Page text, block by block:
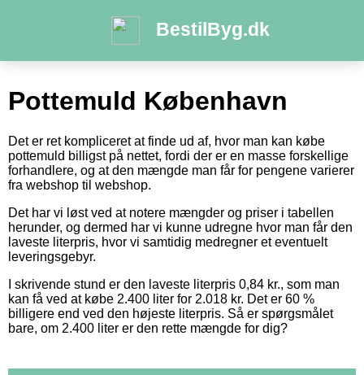
BestilByg.dk
Pottemuld København
Det er ret kompliceret at finde ud af, hvor man kan købe
pottemuld billigst på nettet, fordi der er en masse forskellige
forhandlere, og at den mængde man får for pengene varierer
fra webshop til webshop.
Det har vi løst ved at notere mængder og priser i tabellen
herunder, og dermed har vi kunne udregne hvor man får den
laveste literpris, hvor vi samtidig medregner et eventuelt
leveringsgebyr.
I skrivende stund er den laveste literpris 0,84 kr., som man
kan få ved at købe 2.400 liter for 2.018 kr. Det er 60 %
billigere end ved den højeste literpris. Så er spørgsmålet
bare, om 2.400 liter er den rette mængde for dig?